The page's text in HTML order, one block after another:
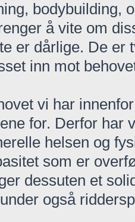
bodybuilding,
å vite om
er dårlige. De
inn mot
vi har
for. Derfor har
helsen og
som er
dessuten et
også